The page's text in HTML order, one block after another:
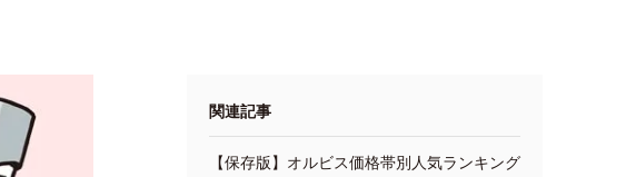
関連記事
【保存版】オルビス価格帯別人気ランキング